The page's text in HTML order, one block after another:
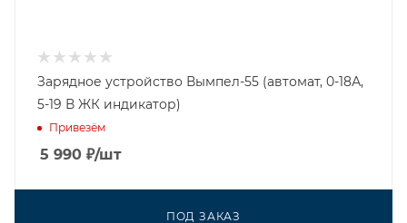
Зарядное устройство Вымпел-55 (автомат, 0-18А,
5-19 В ЖК индикатор)
Привезём
5 990 ₽/шт
ПОД ЗАКАЗ